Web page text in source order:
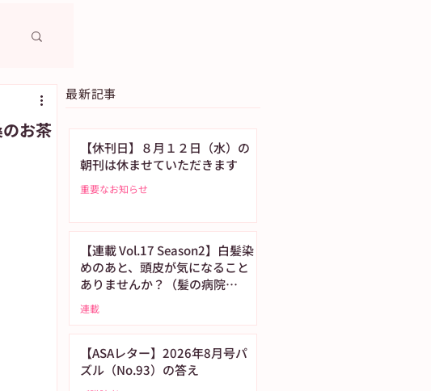
お茶
最新記事
【休刊日】８月１２日（水）の
朝刊は休ませていただきます
重要なお知らせ
【連載 Vol.17 Season2】白髪染
めのあと、頭皮が気になること
ありませんか？（髪の病院
TOKYO）
連載
【ASAレター】2026年8月号パ
ズル（No.93）の答え